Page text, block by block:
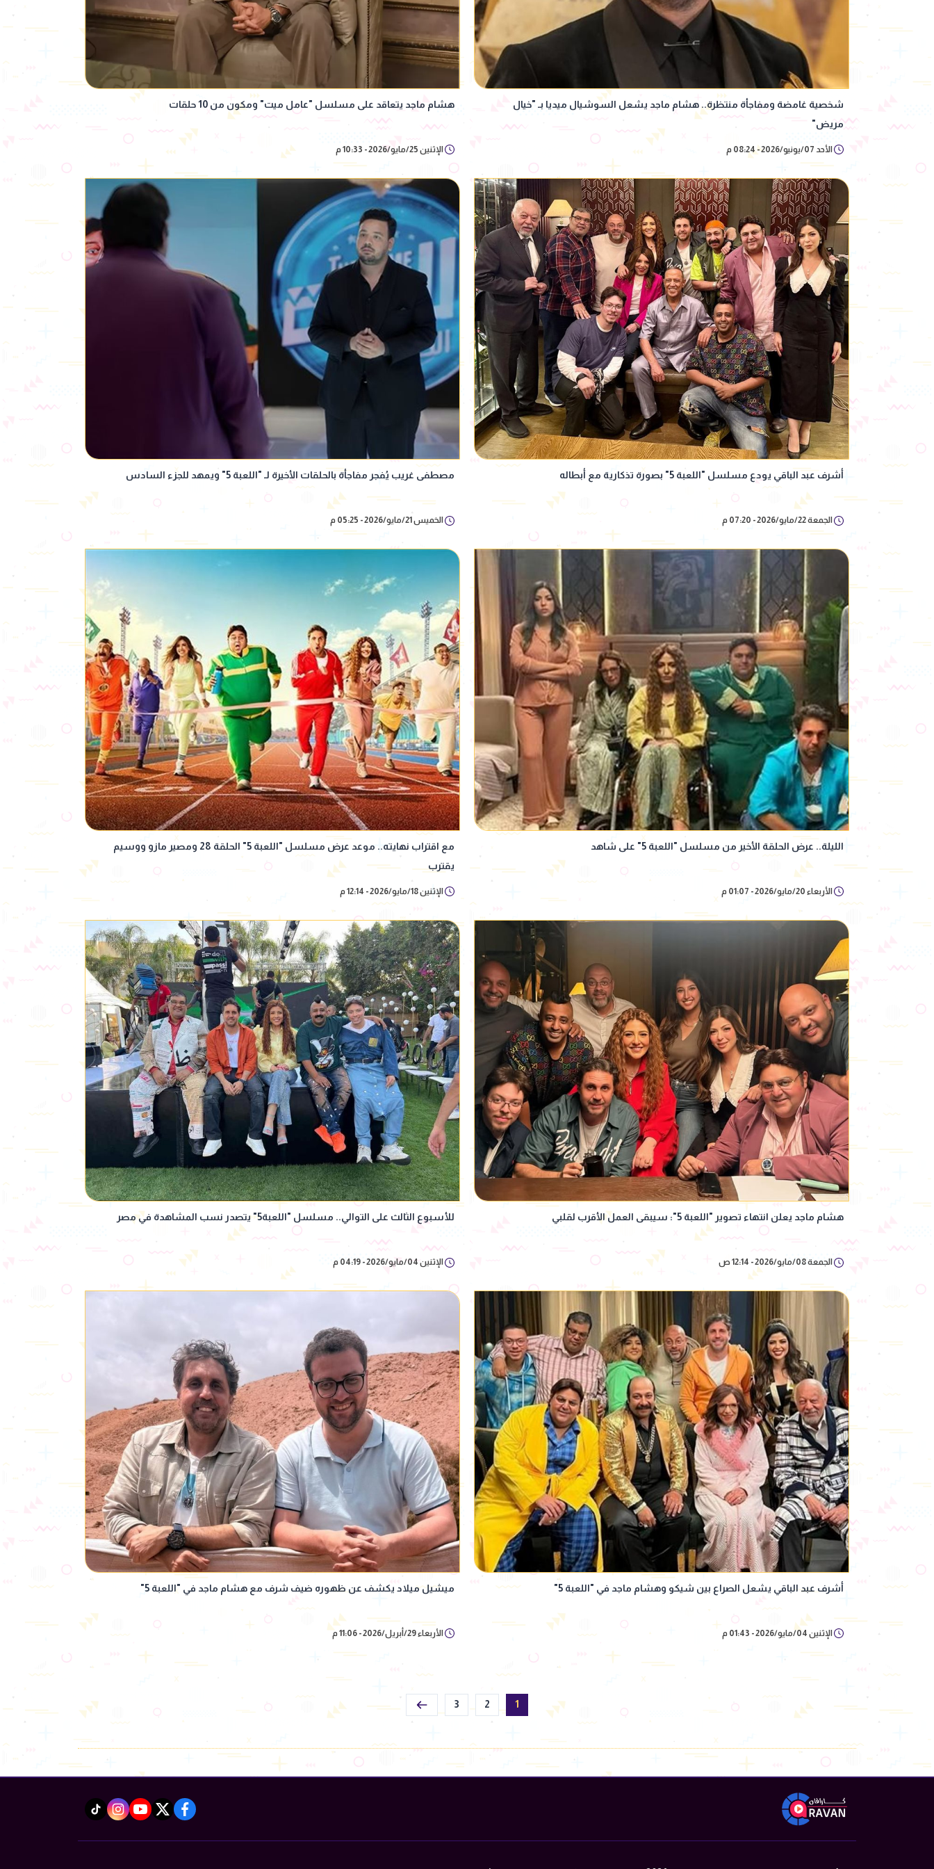
شخصية غامضة ومفاجأة منتظرة.. هشام ماجد يشعل السوشيال ميديا بـ "خيال
مريض"
الأحد 07/يونيو/2026 - 08:24 م
هشام ماجد يتعاقد على مسلسل "عامل ميت" ومكون من 10 حلقات
الإثنين 25/مايو/2026 - 10:33 م
أشرف عبد الباقي يودع مسلسل "اللعبة 5" بصورة تذكارية مع أبطاله
الجمعة 22/مايو/2026 - 07:20 م
مصطفى غريب يُفجر مفاجأة بالحلقات الأخيرة لـ "اللعبة 5" ويمهد للجزء السادس
الخميس 21/مايو/2026 - 05:25 م
الليلة.. عرض الحلقة الأخير من مسلسل "اللعبة 5" على شاهد
الأربعاء 20/مايو/2026 - 01:07 م
مع اقتراب نهايته.. موعد عرض مسلسل "اللعبة 5" الحلقة 28 ومصير مازو ووسيم
يقترب
الإثنين 18/مايو/2026 - 12:14 م
هشام ماجد يعلن انتهاء تصوير "اللعبة 5": سيبقى العمل الأقرب لقلبي
الجمعة 08/مايو/2026 - 12:14 ص
للأسبوع الثالث على التوالي.. مسلسل "اللعبة5" يتصدر نسب المشاهدة في مصر
الإثنين 04/مايو/2026 - 04:19 م
أشرف عبد الباقي يشعل الصراع بين شيكو وهشام ماجد في "اللعبة 5"
الإثنين 04/مايو/2026 - 01:43 م
ميشيل ميلاد يكشف عن ظهوره ضيف شرف مع هشام ماجد في "اللعبة 5"
الأربعاء 29/أبريل/2026 - 11:06 م
1
2
3
facebook
twitter
youtube
instagram
tiktok